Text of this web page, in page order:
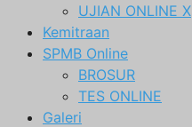
UJIAN ONLINE X
Kemitraan
SPMB Online
BROSUR
TES ONLINE
Galeri